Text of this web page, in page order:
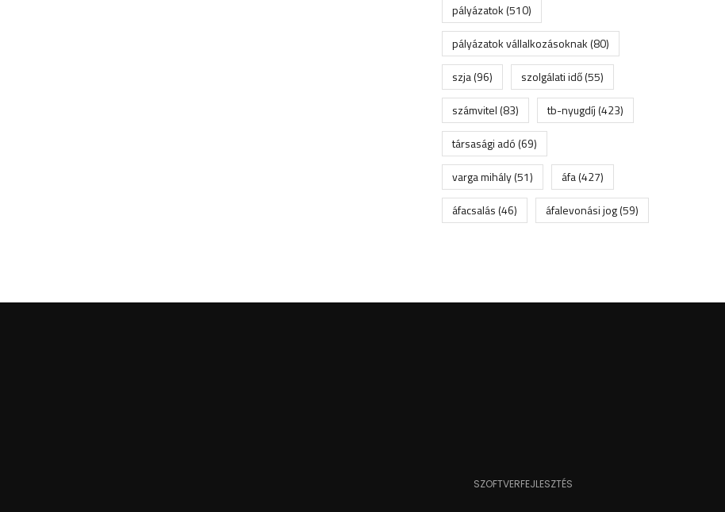
pályázatok(510)
pályázatok vállalkozásoknak(80)
szja(96) szolgálati idő(55)
számvitel(83) tb-nyugdíj(423)
társasági adó(69)
varga mihály(51) áfa(427)
áfacsalás(46) áfalevonási jog(59)
SZOFTVERFEJLESZTÉS